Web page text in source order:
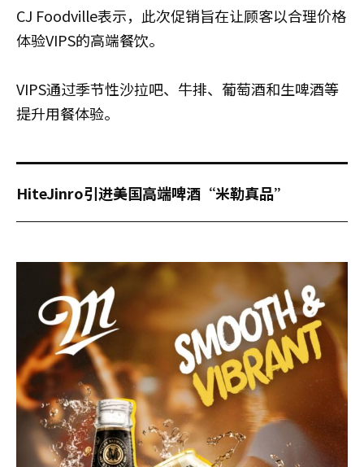
CJ Foodville表示，此次促销旨在让顾客以合理价格
体验VIPS的高端餐饮。
VIPS通过季节性沙拉吧、牛排、葡萄酒和生啤酒等
提升用餐体验。
HiteJinro引进美国高端啤酒“米勒真品”